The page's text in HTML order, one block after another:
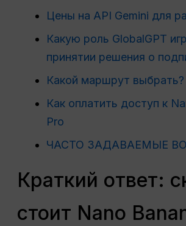
Цены на API Gemini для
Какую роль GlobalGPT
принятии решения о
Какой маршрут выбрать?
Как оплатить доступ к
Pro
ЧАСТО ЗАДАВАЕМЫЕ
Краткий ответ:
стоит Nano